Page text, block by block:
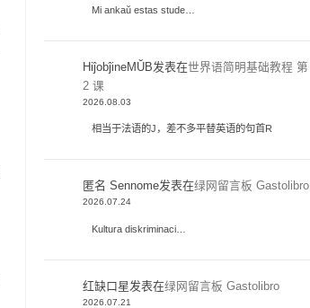
Mi ankaŭ estas stude…
HiĵobĵineMŬB发表在世界语简明基础教程 第
2 课
2026.08.03
相当于法语的J，差不多平替英语的句首R
匿名 Sennome发表在绿网留言板 Gastolibro
2026.07.24
Kultura diskriminaci…
红缺口星发表在绿网留言板 Gastolibro
2026.07.21